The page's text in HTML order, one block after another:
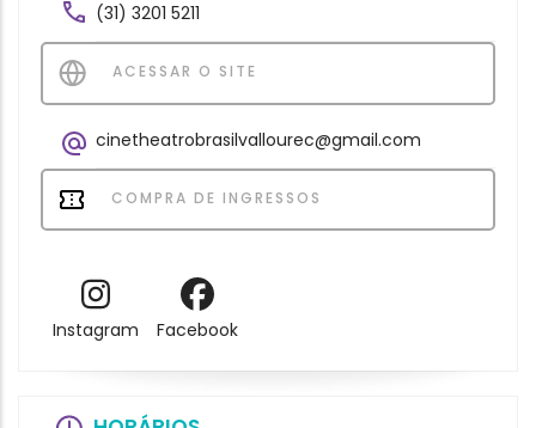
(31) 3201 5211
ACESSAR O SITE
cinetheatrobrasilvallourec@gmail.com
COMPRA DE INGRESSOS
Instagram Facebook